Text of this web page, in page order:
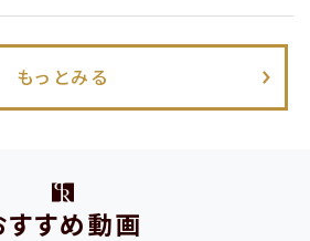
基本無料ですが、物件により初期費用
ヵ月分程度の費用がかかります。
件により異なりますので、詳しくは
お問
もっとみる
すすめ動画